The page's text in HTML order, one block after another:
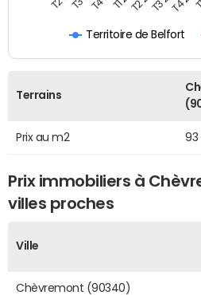
Territoire de Belfort
Terrains
Prix au m2
Prix immobiliers à
villes proches
Ville
Chèvremont (90340)